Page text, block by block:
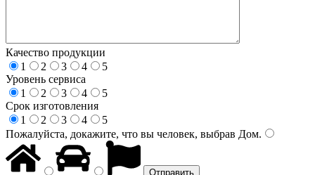
Качество продукции
1
2 3 4
5
Уровень сервиса
1
2 3 4
5
Срок изготовления
1
2 3 4
5
Пожалуйста, докажите, что вы человек, выбрав Дом.